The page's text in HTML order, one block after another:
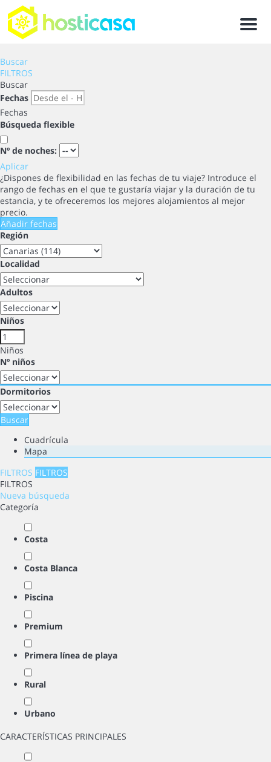
Menu
Buscar
FILTROS
Buscar
Fechas
Fechas
Búsqueda flexible
Nº de noches:
Aplicar
¿Dispones de flexibilidad en las fechas de tu viaje? Introduce el
rango de fechas en el que te gustaría viajar y la duración de tu
estancia, y te ofreceremos los mejores alojamientos al mejor
precio.
Añadir fechas
Región
Localidad
Adultos
Niños
Niños
Nº niños
Dormitorios
Buscar
Cuadrícula
Mapa
FILTROS FILTROS
FILTROS
Nueva búsqueda
Categoría
Costa
Costa Blanca
Piscina
Premium
Primera línea de playa
Rural
Urbano
CARACTERÍSTICAS PRINCIPALES